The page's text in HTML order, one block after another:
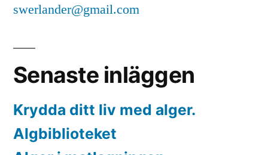
swerlander@gmail.com
Senaste inläggen
Krydda ditt liv med alger.
Algbiblioteket